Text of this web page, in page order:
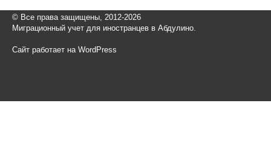
© Все права защищены, 2012-2026
Миграционный учет для иностранцев в Абдулино.
Сайт работает на WordPress